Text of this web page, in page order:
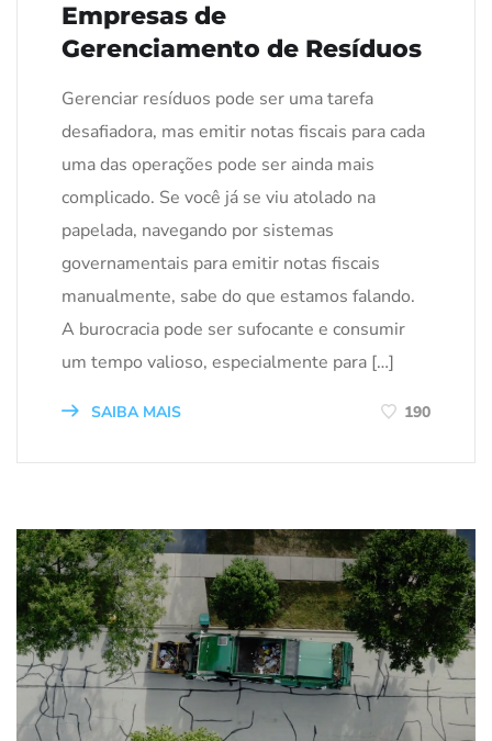
Empresas de
Gerenciamento de Resíduos
Gerenciar resíduos pode ser uma tarefa
desafiadora, mas emitir notas fiscais para cada
uma das operações pode ser ainda mais
complicado. Se você já se viu atolado na
papelada, navegando por sistemas
governamentais para emitir notas fiscais
manualmente, sabe do que estamos falando.
A burocracia pode ser sufocante e consumir
um tempo valioso, especialmente para […]
SAIBA MAIS 190